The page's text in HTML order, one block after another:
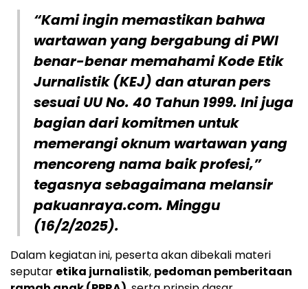
“Kami ingin memastikan bahwa
wartawan yang bergabung di PWI
benar-benar memahamiKode Etik
Jurnalistik (KEJ) dan aturan pers
sesuaiUU No. 40 Tahun 1999. Ini juga
bagian dari komitmen untuk
memerangi oknum wartawan yang
mencoreng nama baik profesi,”
tegasnya sebagaimana melansir
pakuanraya.com. Minggu
(16/2/2025).
Dalam kegiatan ini, peserta akan dibekali materi
seputar etika jurnalistik, pedoman pemberitaan